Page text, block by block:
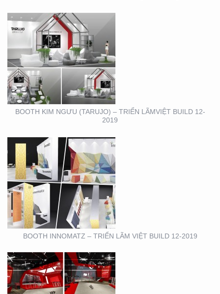
BOOTH KIM NGƯU (TARUJO) – TRIỂN LÃMVIỆT BUILD 12-
2019
BOOTH INNOMATZ –
TRIỂN LÃM VIỆT BUILD
12-2019
BOOTH INNOMATZ – TRIỂN LÃM VIỆT BUILD 12-2019
SHOWROOM – CỬA
HÀNG – CITIGYM – BẾN
VÂN ĐỒN , Q4
BOOTH TRIỄN LÃM